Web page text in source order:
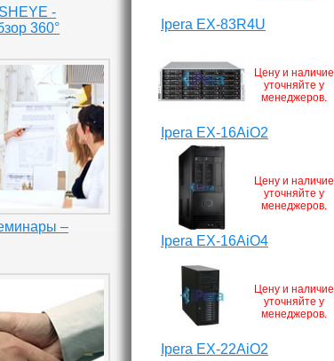
-
360°
–
Ipera EX-83R4U
Цену и наличие
уточняйте у
менеджеров.
Ipera EX-16AiO2
Цену и наличие
уточняйте у
менеджеров.
Ipera EX-16AiO4
Цену и наличие
уточняйте у
менеджеров.
Ipera EX-22AiO2